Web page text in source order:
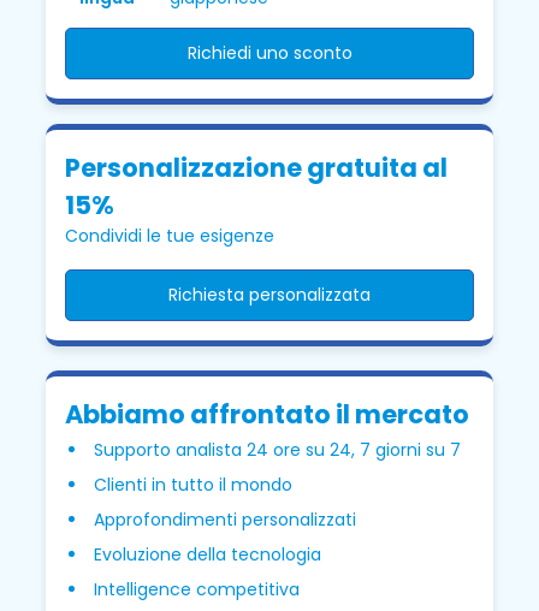
Richiedi uno sconto
Personalizzazione gratuita al
15%
Condividi le tue esigenze
Richiesta personalizzata
Abbiamo affrontato il mercato
Supporto analista 24 ore su 24, 7 giorni su 7
Clienti in tutto il mondo
Approfondimenti personalizzati
Evoluzione della tecnologia
Intelligence competitiva